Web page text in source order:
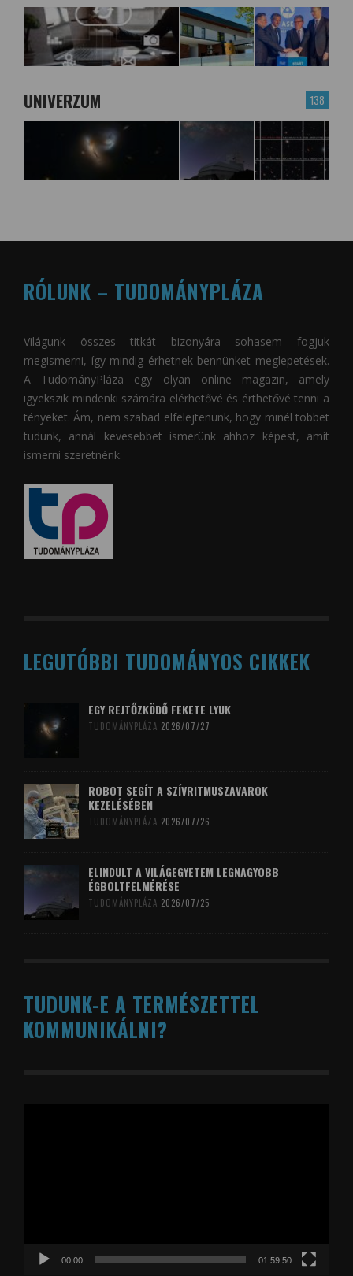
138
UNIVERZUM
RÓLUNK – TUDOMÁNYPLÁZA
Világunk összes titkát bizonyára sohasem fogjuk
megismerni, így mindig érhetnek bennünket meglepetések.
A TudományPláza egy olyan online magazin, amely
igyekszik mindenki számára elérhetővé és érthetővé tenni a
tényeket. Ám, nem szabad elfelejtenünk, hogy minél többet
tudunk, annál kevesebbet ismerünk ahhoz képest, amit
ismerni szeretnénk.
LEGUTÓBBI TUDOMÁNYOS CIKKEK
EGY REJTŐZKÖDŐ FEKETE LYUK
TUDOMÁNYPLÁZA 2026/07/27
ROBOT SEGÍT A SZÍVRITMUSZAVAROK
KEZELÉSÉBEN
TUDOMÁNYPLÁZA 2026/07/26
ELINDULT A VILÁGEGYETEM LEGNAGYOBB
ÉGBOLTFELMÉRÉSE
TUDOMÁNYPLÁZA 2026/07/25
TUDUNK-E A TERMÉSZETTEL
KOMMUNIKÁLNI?
00:00 01:59:50